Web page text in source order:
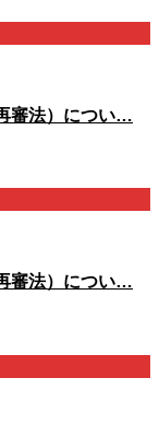
審法）につい…
審法）につい…